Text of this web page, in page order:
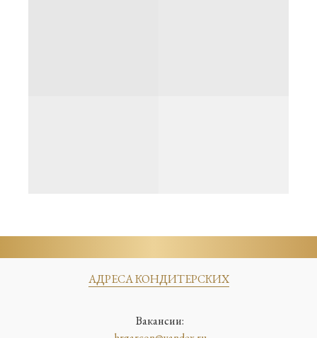
Вакансии:
АДРЕСА КОНДИТЕРСКИХ